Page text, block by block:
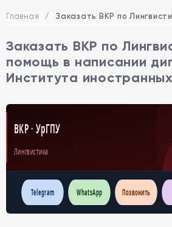
Главная / Заказать ВКР по
Заказать ВКР по
помощь в написании
Института
ВКР · УрГПУ
Лингвистика
Telegram WhatsApp Позвонить